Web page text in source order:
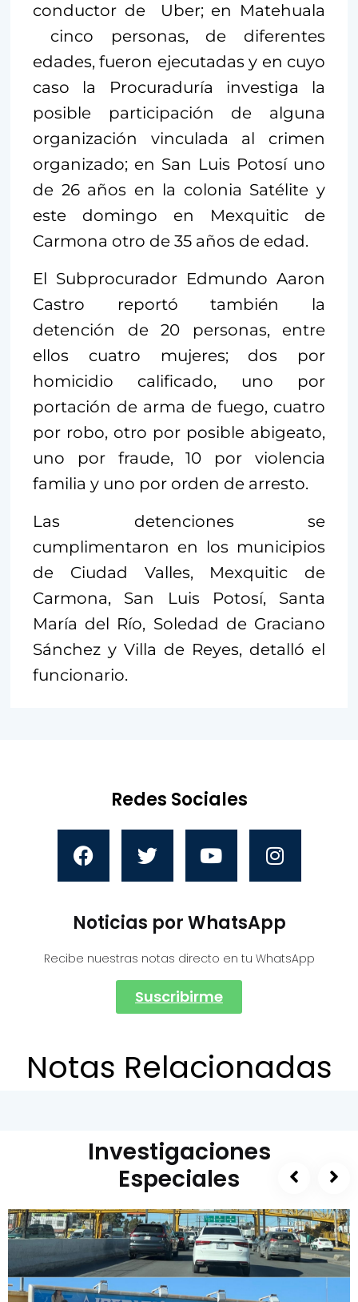
conductor de Uber; en Matehuala
cinco personas, de diferentes
edades, fueron ejecutadas y en cuyo
caso la Procuraduría investiga la
posible participación de alguna
organización vinculada al crimen
organizado; en San Luis Potosí uno
de 26 años en la colonia Satélite y
este domingo en Mexquitic de
Carmona otro de 35 años de edad.
El Subprocurador Edmundo Aaron
Castro reportó también la
detención de 20 personas, entre
ellos cuatro mujeres; dos por
homicidio calificado, uno por
portación de arma de fuego, cuatro
por robo, otro por posible abigeato,
uno por fraude, 10 por violencia
familia y uno por orden de arresto.
Las detenciones se
cumplimentaron en los municipios
de Ciudad Valles, Mexquitic de
Carmona, San Luis Potosí, Santa
María del Río, Soledad de Graciano
Sánchez y Villa de Reyes, detalló el
funcionario.
Redes Sociales
Noticias por WhatsApp
Recibe nuestras notas directo en tu WhatsApp
Suscribirme
Notas Relacionadas
Investigaciones
Especiales